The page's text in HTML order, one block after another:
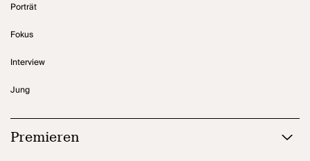
Porträt
Fokus
Interview
Jung
Premieren